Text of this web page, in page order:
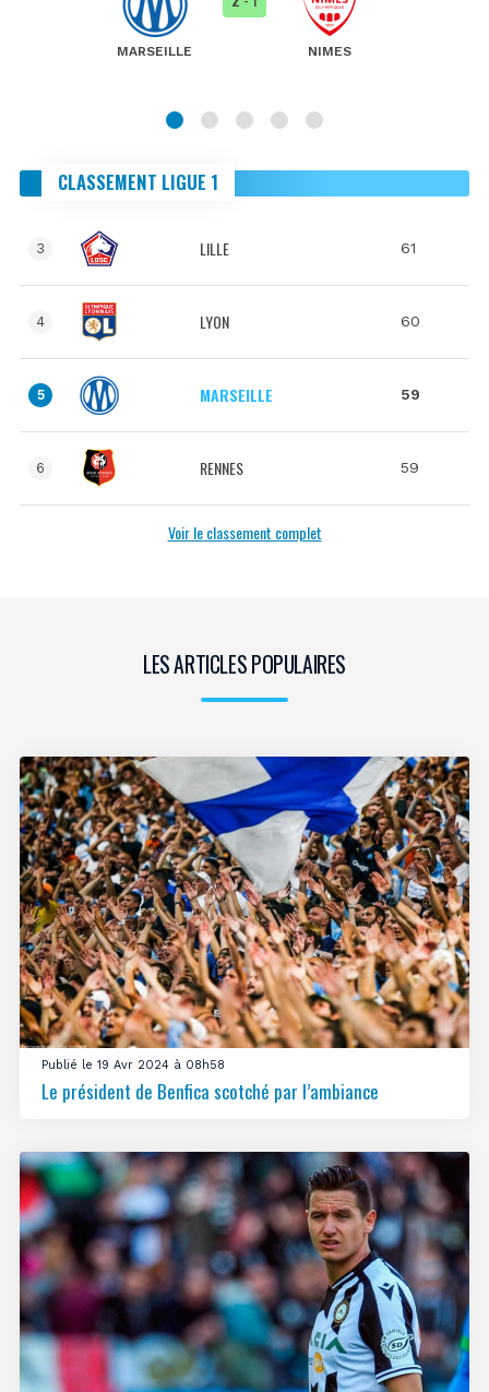
MARSEILLE NIMES
CLASSEMENT LIGUE 1
3 LILLE 61
4 LYON 60
5 MARSEILLE 59
6 RENNES 59
Voir le classement complet
LES ARTICLES POPULAIRES
Publié le 19 Avr 2024 à 08h58
Le président de Benfica scotché par l’ambiance